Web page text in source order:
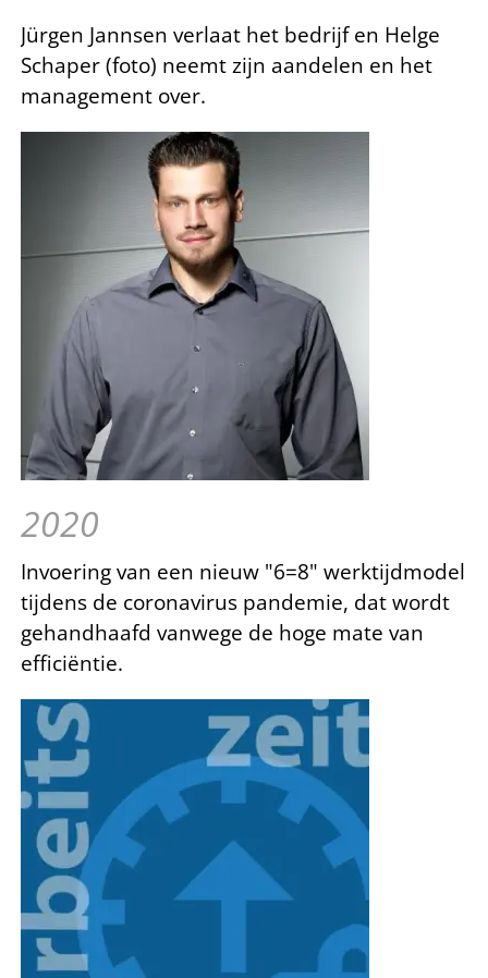
Jürgen Jannsen verlaat het bedrijf en Helge
Schaper (foto) neemt zijn aandelen en het
management over.
2020
Invoering van een nieuw "6=8" werktijdmodel
tijdens de coronavirus pandemie, dat wordt
gehandhaafd vanwege de hoge mate van
efficiëntie.